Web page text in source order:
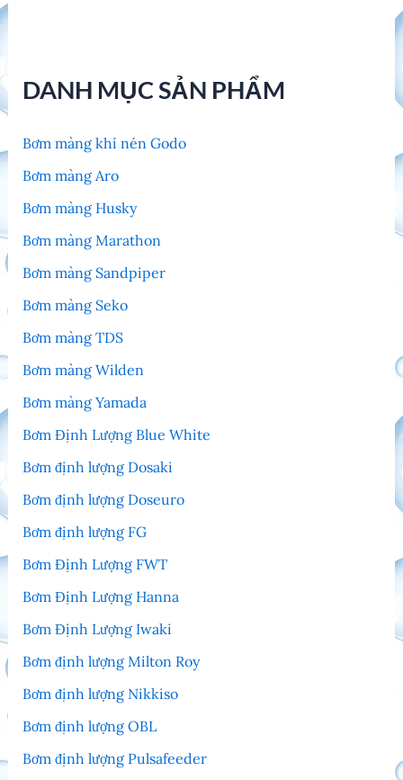
DANH MỤC SẢN PHẨM
Bơm màng khí nén Godo
Bơm màng Aro
Bơm màng Husky
Bơm màng Marathon
Bơm màng Sandpiper
Bơm màng Seko
Bơm màng TDS
Bơm màng Wilden
Bơm màng Yamada
Bơm Định Lượng Blue White
Bơm định lượng Dosaki
Bơm định lượng Doseuro
Bơm định lượng FG
Bơm Định Lượng FWT
Bơm Định Lượng Hanna
Bơm Định Lượng Iwaki
Bơm định lượng Milton Roy
Bơm định lượng Nikkiso
Bơm định lượng OBL
Bơm định lượng Pulsafeeder